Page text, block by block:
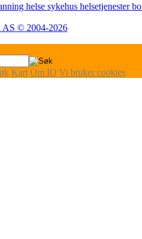
helse sykehus helsetjenester
AS © 2004-2026
Kart Om IO Vi bruker cookies